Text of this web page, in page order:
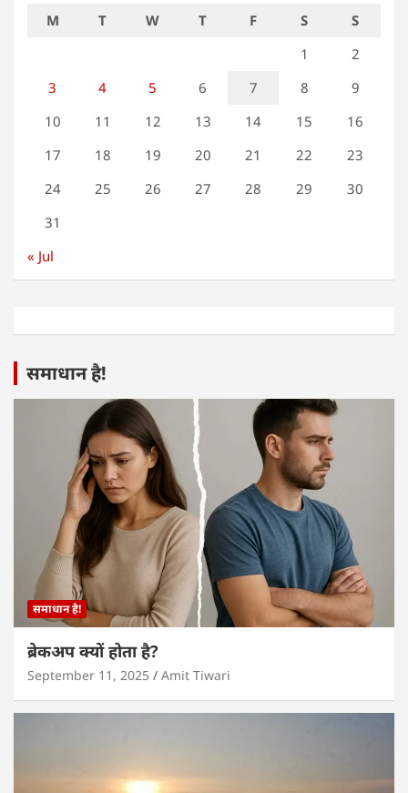
M T W T F S
S
1
2
3
4 5 6 7 8
9
10
11 12 13 14 15
16
17
18 19 20 21 22
23
24
25 26 27 28 29
30
31
« Jul
समाधान है!
समाधान है!
ब्रेकअप क्यों होता है?
September 11, 2025 Amit Tiwari